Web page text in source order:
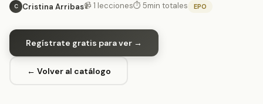
C Cristina Arribas📹 1 lecciones⏱ 5min totales EPO
Regístrate gratis para ver →
← Volver al catálogo